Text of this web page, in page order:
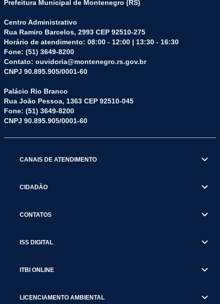
Prefeitura Municipal de Montenegro (RS)
Centro Administrativo
Rua Ramiro Barcelos, 2993 CEP 92510-275
Horário de atendimento: 08:00 - 12:00 | 13:30 - 16:30
Fone: (51) 3649-8200
Contato: ouvidoria@montenegro.rs.gov.br
CNPJ 90.895.905/0001-60
Palácio Rio Branco
Rua João Pessoa, 1363 CEP 92510-045
Fone: (51) 3649-8200
CNPJ 90.895.905/0001-60
CANAIS DE ATENDIMENTO
CIDADÃO
CONTATOS
ISS DIGITAL
ITBI ONLINE
LICENCIAMENTO AMBIENTAL